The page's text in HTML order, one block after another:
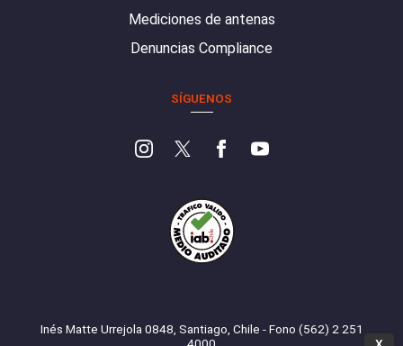
Mediciones de antenas
Denuncias Compliance
SÍGUENOS
Inés Matte Urrejola 0848, Santiago, Chile - Fono (562) 2 251